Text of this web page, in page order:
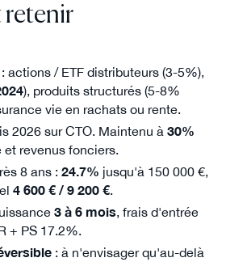
retenir
actions / ETF distributeurs (3-5%),
), produits structurés (5-8%
vie en rachats ou rente.
2026 sur CTO. Maintenu à 30%
et revenus fonciers.
8 ans : 24.7% jusqu'à 150 000 €,
4 600 € / 9 200 €.
3 à 6 mois, frais d'entrée
+ PS 17.2%.
: à n'envisager qu'au-delà